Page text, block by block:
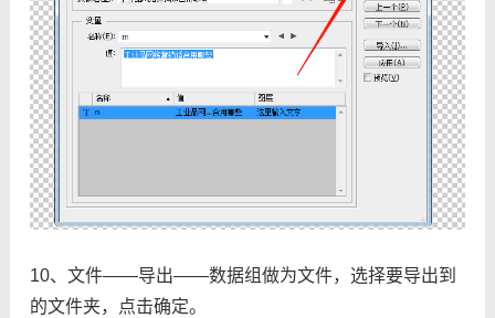
10、文件——导出——数据组做为文件，选择要导出到
的文件夹，点击确定。